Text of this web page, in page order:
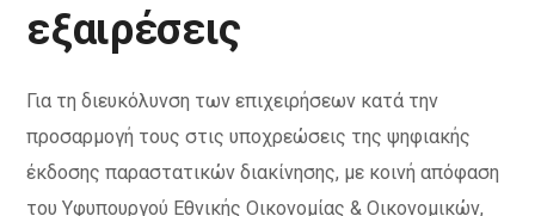
εξαιρέσεις
Για τη διευκόλυνση των επιχειρήσεων κατά την
προσαρμογή τους στις υποχρεώσεις της ψηφιακής
έκδοσης παραστατικών διακίνησης, με κοινή απόφαση
του Υφυπουργού Εθνικής Οικονομίας & Οικονομικών,